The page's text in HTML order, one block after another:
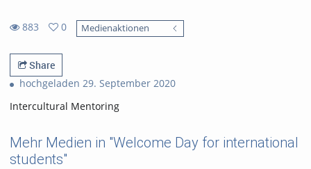
883
views
0
favorites
Medienaktionen
Share
hochgeladen 29. September 2020
Intercultural Mentoring
Mehr Medien in "Welcome Day for international
students"